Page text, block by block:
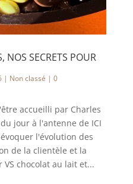
NOS SECRETS POUR
| Non classé | 0
accueilli par Charles
jour à l'antenne de ICI
l'évolution des
de la clientèle et la
chocolat au lait et...